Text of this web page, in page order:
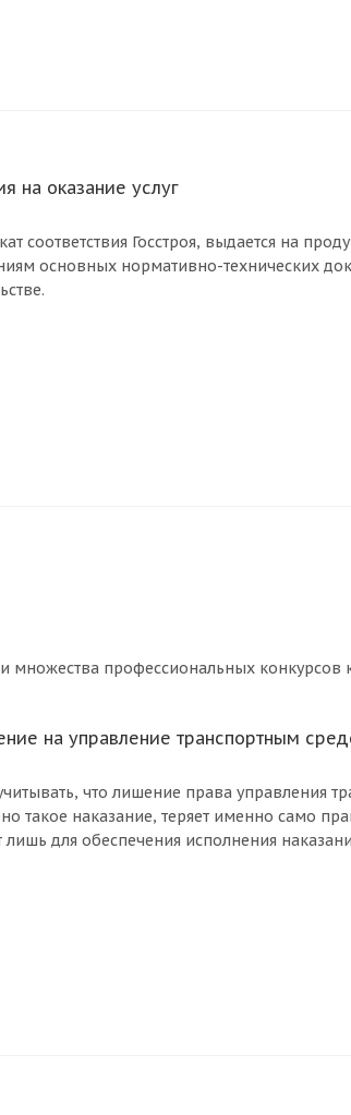
на оказание услуг
соответствия Госстроя, выдается на
основных нормативно-технических
множества профессиональных конкурсов
на управление транспортным
что лишение права управления
такое наказание, теряет именно само
для обеспечения исполнения